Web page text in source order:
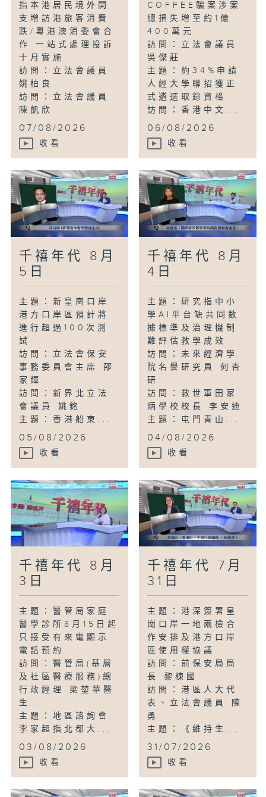
指本港居民境外開
支增訪港旅客消費
跌/粵港澳消委會合
作 一站式處理投訴
十月實施
訪問：立法會議員
姚柏良
訪問：立法會議員
陳凱欣
...
07/08/2026
收看
COFFEE騙案涉案
總損失增至約1億
400萬元
訪問：立法會議員
吳傑莊
主題：約34%申請
人經大學聯招獲正
式遴選取錄資格
訪問：香港中文...
06/08/2026
收看
千禧年代 8月
5日
主題：新皇崗口岸
港方口岸區預計將
進行超過100次測
試
訪問：立法會保安
事務委員會主席 邵
家輝
訪問：新界北立法
會議員 姚銘
主題：香港船東...
05/08/2026
收看
千禧年代 8月
4日
主題：研究指中小
學AI平台缺共同數
據標準及治理機制
難評估教學成效
訪問：未來經濟學
院名譽研究員 何杏
研
訪問：救世軍田家
炳學校校長 李安迪
主題：屯門青山...
04/08/2026
收看
千禧年代 8月
3日
主題：醫管局家庭
醫學診所8月15日起
只接受有來電顯示
電話預約
訪問：醫管局(基層
及社區醫療服務)總
行政經理 梁堃華醫
生
主題：地區諮詢會
李家超指北都大...
03/08/2026
收看
千禧年代 7月
31日
主題：港深簽署皇
崗口岸一地兩檢合
作安排及港方口岸
區使用權協議
訪問：前保安局局
長 黎棟國
訪問：港區人大代
表、立法會議員 陳
勇
主題：《維持生...
31/07/2026
收看